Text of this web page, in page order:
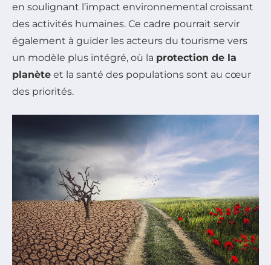
en soulignant l’impact environnemental croissant
des activités humaines. Ce cadre pourrait servir
également à guider les acteurs du tourisme vers
un modèle plus intégré, où la protection de la
planète et la santé des populations sont au cœur
des priorités.